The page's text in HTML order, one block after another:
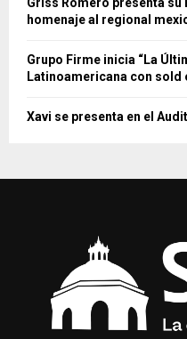
Griss Romero presenta su
homenaje al regional
Grupo Firme inicia “La
Latinoamericana con sold
Xavi se presenta en el